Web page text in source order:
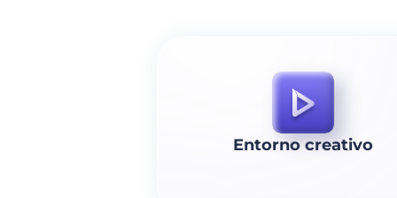
Entorno creativo